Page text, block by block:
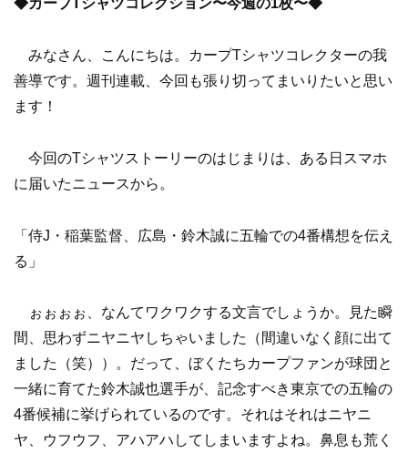
◆カープTシャツコレクション〜今週の1枚〜◆
みなさん、こんにちは。カープTシャツコレクターの我
善導です。週刊連載、今回も張り切ってまいりたいと思い
ます！
今回のTシャツストーリーのはじまりは、ある日スマホ
に届いたニュースから。
「侍J・稲葉監督、広島・鈴木誠に五輪での4番構想を伝え
る」
ぉぉぉぉ、なんてワクワクする文言でしょうか。見た瞬
間、思わずニヤニヤしちゃいました（間違いなく顔に出て
ました（笑））。だって、ぼくたちカープファンが球団と
一緒に育てた鈴木誠也選手が、記念すべき東京での五輪の
4番候補に挙げられているのです。それはそれはニヤニ
ヤ、ウフウフ、アハアハしてしまいますよね。鼻息も荒く